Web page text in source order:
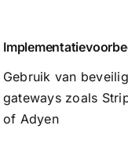
Gebruik van
gateways zoals
of Adyen